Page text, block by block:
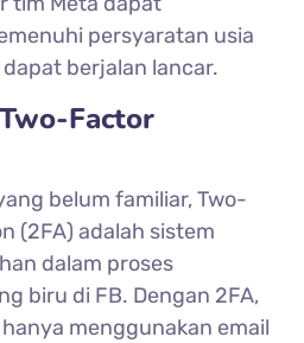
persyaratan usia
berjalan lancar.
Factor
belum familiar, Two-
(2FA) adalah sistem
dalam proses
biru di FB. Dengan 2FA,
menggunakan email